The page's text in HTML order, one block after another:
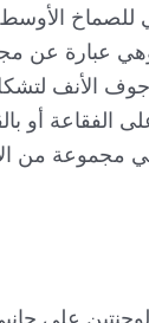
الأوسط
وهي عبارة عن
الأنف
الفقاعة أو
وهي مجموعة
على